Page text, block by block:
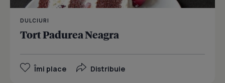
DULCIURI
Tort Padurea Neagra
Îmi place Distribuie